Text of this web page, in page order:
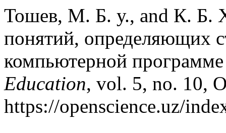
Тошев, М. Б. у., and К. Б.
понятий, определяющих
компьютерной
Education, vol. 5, no. 10,
https://openscience.uz/